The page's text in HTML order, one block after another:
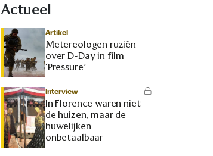
Actueel
Artikel
Metereologen ruziën
over D-Day in film
‘Pressure’
Interview
In Florence waren niet
de huizen, maar de
huwelijken
onbetaalbaar